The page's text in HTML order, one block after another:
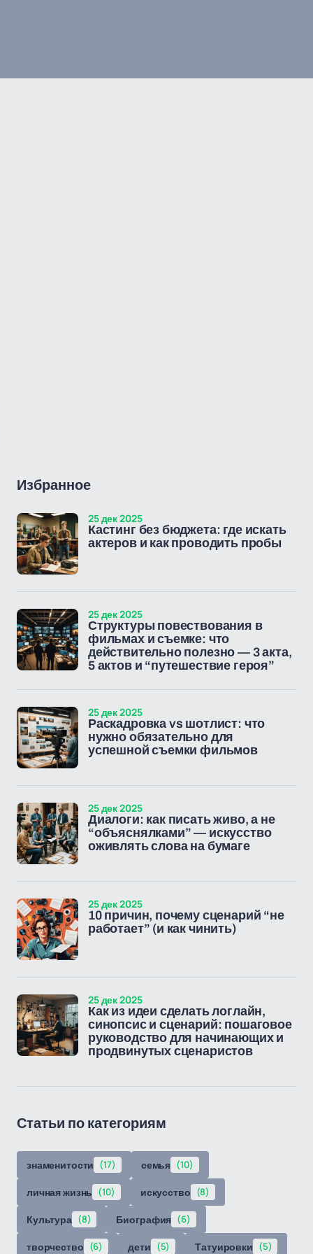
Избранное
Кастинг без бюджета: где искать
актеров и как проводить пробы
25 дек 2025
Структуры повествования в
фильмах и съемке: что
действительно полезно — 3 акта,
5 актов и “путешествие героя”
25 дек 2025
Раскадровка vs шотлист: что
нужно обязательно для
успешной съемки фильмов
25 дек 2025
Диалоги: как писать живо, а не
“объяснялками” — искусство
оживлять слова на бумаге
25 дек 2025
10 причин, почему сценарий “не
работает” (и как чинить)
25 дек 2025
Как из идеи сделать логлайн,
синопсис и сценарий: пошаговое
руководство для начинающих и
продвинутых сценаристов
25 дек 2025
Статьи по категориям
знаменитости (17) семья (10)
личная жизнь (10) искусство (8)
Культура (8) Биография (6)
творчество (6) дети (5) Татуировки (5)